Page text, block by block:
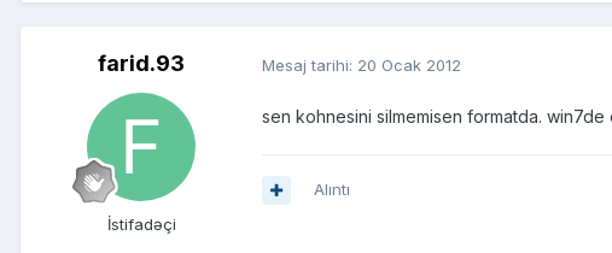
farid.93
İstifadəçi
Mesaj tarihi: 20 Ocak 2012
sen kohnesini silmemisen formatda.
Alıntı